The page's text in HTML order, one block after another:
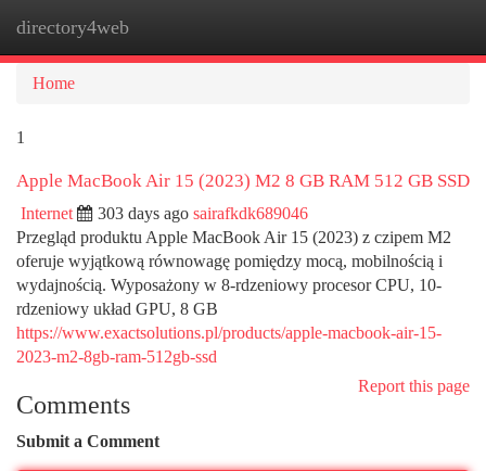
directory4web
Home
1
Apple MacBook Air 15 (2023) M2 8 GB RAM 512 GB SSD
Internet 303 days ago sairafkdk689046
Przegląd produktu Apple MacBook Air 15 (2023) z czipem M2
oferuje wyjątkową równowagę pomiędzy mocą, mobilnością i
wydajnością. Wyposażony w 8-rdzeniowy procesor CPU, 10-
rdzeniowy układ GPU, 8 GB
https://www.exactsolutions.pl/products/apple-macbook-air-15-
2023-m2-8gb-ram-512gb-ssd
Report this page
Comments
Submit a Comment